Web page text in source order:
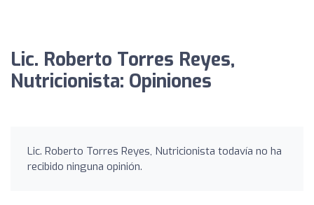
Lic. Roberto Torres Reyes,
Nutricionista: Opiniones
Lic. Roberto Torres Reyes, Nutricionista todavía no ha
recibido ninguna opinión.